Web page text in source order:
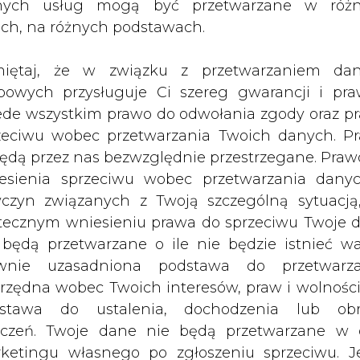
usług mogą być przetwarzane w
na różnych podstawach.
że w związku z przetwarzaniem
przysługuje Ci szereg gwarancji i
wszystkim prawo do odwołania zgody oraz
wobec przetwarzania Twoich danych.
przez nas bezwzględnie przestrzegane.
sprzeciwu wobec przetwarzania
związanych z Twoją szczególną
wniesieniu prawa do sprzeciwu Twoje
przetwarzane o ile nie będzie istnieć
uzasadniona podstawa do
wobec Twoich interesów, praw i
do ustalenia, dochodzenia lub
Twoje dane nie będą przetwarzane w
własnego po zgłoszeniu sprzeciwu.
dla osób prawnych i poświadczy
elektrycznej dla wszystkich odbiorców.
Artykuł powstał bez wsparcia narzędzi sztucznej
inteligencji. Wydawca portalu CIRE zgadza się na
PODPIS
Przesłanie komentarza oznacza akceptację zasad korzystania
z portalu cire.pl
wyślij